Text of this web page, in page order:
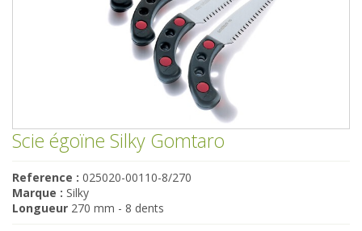
Scie égoïne Silky Gomtaro
Reference : 025020-00110-8/270
Marque : Silky
Longueur 270 mm - 8 dents